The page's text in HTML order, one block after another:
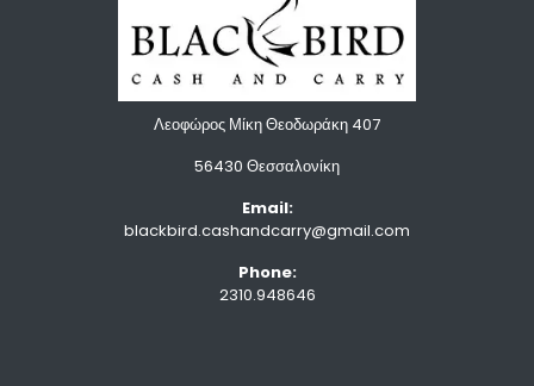
Λεοφώρος Μίκη Θεοδωράκη 407
56430 Θεσσαλονίκη
Email:
blackbird.cashandcarry@gmail.com
Phone:
2310.948646